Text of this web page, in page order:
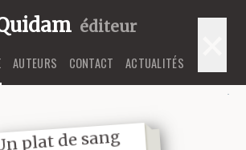
éditeur
AUTEURS CONTACT ACTUALITÉS